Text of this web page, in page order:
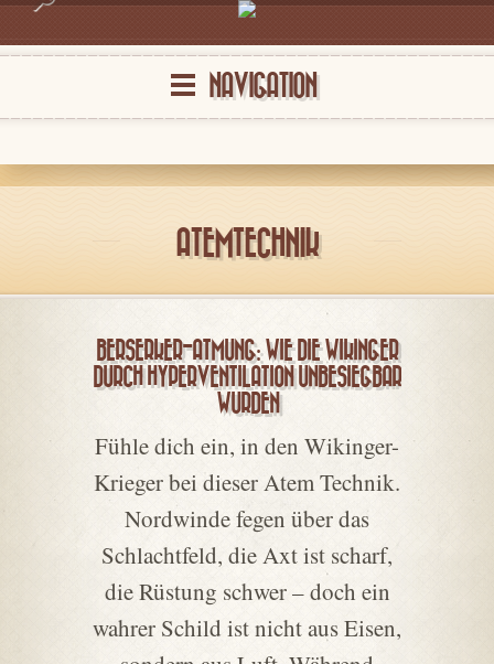
NAVIGATION
ATEMTECHNIK
BERSERKER-ATMUNG: WIE DIE WIKINGER
DURCH HYPERVENTILATION UNBESIEGBAR
WURDEN
Fühle dich ein, in den Wikinger-
Krieger bei dieser Atem Technik.
Nordwinde fegen über das
Schlachtfeld, die Axt ist scharf,
die Rüstung schwer – doch ein
wahrer Schild ist nicht aus Eisen,